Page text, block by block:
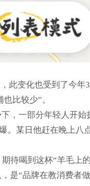
此变化也受到了今年
比较少”。
，一部分年轻人开始
。某日他赶在晚上八
待喝到这杯“羊毛上的
是“品牌在教消费者